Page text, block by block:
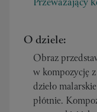
Przeważający
O dziele:
Obraz
w kompozycję
dzieło
płótnie.